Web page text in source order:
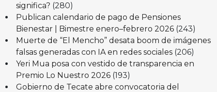
significa? (280)
Publican calendario de pago de Pensiones
Bienestar | Bimestre enero–febrero 2026 (243)
Muerte de “El Mencho” desata boom de imágenes
falsas generadas con IA en redes sociales (206)
Yeri Mua posa con vestido de transparencia en
Premio Lo Nuestro 2026 (193)
Gobierno de Tecate abre convocatoria del